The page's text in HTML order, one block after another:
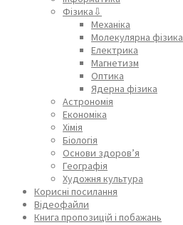
Фізика⇩
Механіка
Молекулярна фізика
Електрика
Магнетизм
Оптика
Ядерна фізика
Астрономія
Економіка
Хімія
Біологія
Основи здоров’я
Географія
Художня культура
Корисні посилання
Відеофайли
Книга пропозицій і побажань